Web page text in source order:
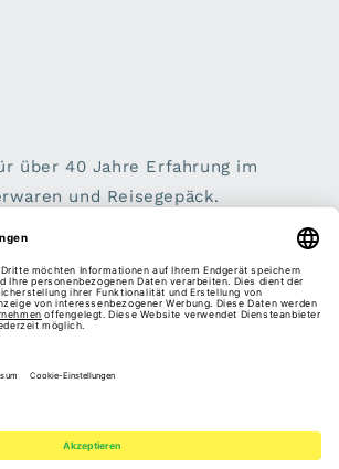
über 40 Jahre Erfahrung im
und Reisegepäck.
Sei dabei:
FacebookInstagram